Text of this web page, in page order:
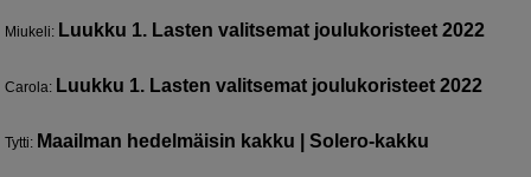
Miukeli: Luukku 1. Lasten valitsemat joulukoristeet 2022
Carola: Luukku 1. Lasten valitsemat joulukoristeet 2022
Tytti: Maailman hedelmäisin kakku | Solero-kakku